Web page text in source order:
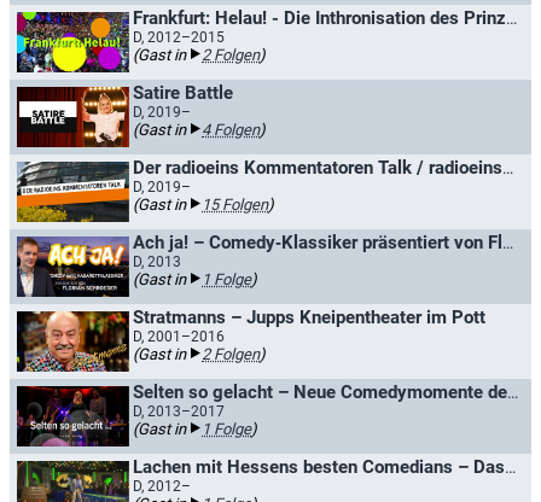
Frankfurt: Helau! - Die Inthronisation des Prinzenpaares
D, 2012–2015
(Gast in 2 Folgen)
Satire Battle
D, 2019–
(Gast in 4 Folgen)
Der radioeins Kommentatoren Talk / radioeins-Talk im Tipi
D, 2019–
(Gast in 15 Folgen)
Ach ja! – Comedy‑Klassiker präsentiert von Florian Schroeder
D, 2013
(Gast in 1 Folge)
Stratmanns – Jupps Kneipentheater im Pott
D, 2001–2016
(Gast in 2 Folgen)
Selten so gelacht – Neue Comedymomente der NDR Talkshows
D, 2013–2017
(Gast in 1 Folge)
Lachen mit Hessens besten Comedians – Das Comedy-Feuerwerk / Komme di aus Hesse? - Comedy aus Hessen!
D, 2012–